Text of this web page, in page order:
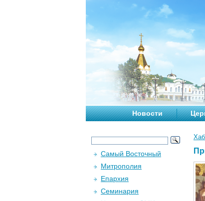
Новости
Самый Восточный
Митрополия
Епархия
Семинария